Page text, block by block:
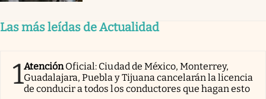
Las más leídas de Actualidad
1AtenciónOficial: Ciudad de México, Monterrey,
Guadalajara, Puebla y Tijuana cancelarán la licencia
de conducir a todos los conductores que hagan esto